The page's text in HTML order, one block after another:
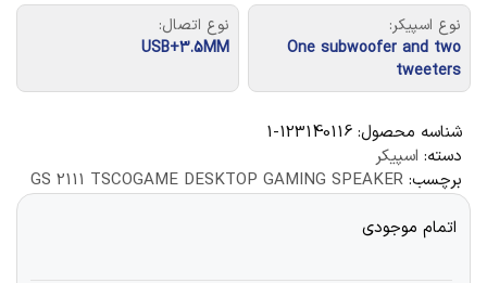
نوع اسپیکر:
One subwoofer and two
tweeters
نوع اتصال:
USB+3.5MM
شناسه محصول: 123140116-1
دسته: اسپیکر
برچسب: GS 2111 TSCOGAME DESKTOP GAMING SPEAKER
اتمام موجودی